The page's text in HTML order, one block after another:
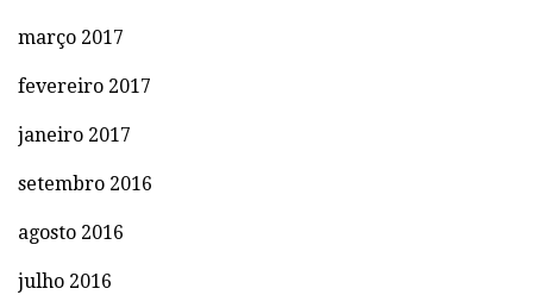
março 2017
fevereiro 2017
janeiro 2017
setembro 2016
agosto 2016
julho 2016